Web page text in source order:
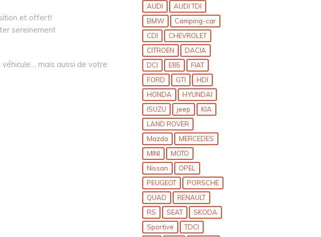
et offert!
sereinement
mais aussi de votre
AUDI
AUDI TDI
BMW
Camping-car
CDI
CHEVROLET
CITROEN
DACIA
DCI
E85
FIAT
FORD
GTI
HDI
HONDA
HYUNDAI
ISUZU
jeep
KIA
LAND ROVER
Mazda
MERCEDES
MINI
MOTO
Nissan
OPEL
PEUGEOT
PORSCHE
QUAD
RENAULT
RS
SEAT
SKODA
Sportive
TDCI